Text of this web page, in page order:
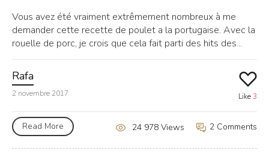
Vous avez été vraiment extrêmement nombreux à me
demander cette recette de poulet a la portugaise. Avec la
rouelle de porc, je crois que cela fait parti des hits des...
Rafa
2 novembre 2017 Like3
Read More 2 Comments
24 978 Views